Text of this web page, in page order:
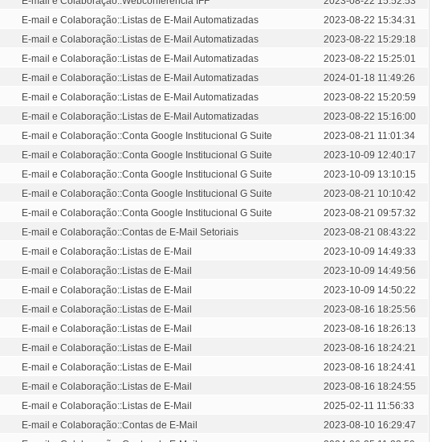
E-mail e Colaboração::Listas de E-Mail Automatizadas
2023-08-22 15:34:31
E-mail e Colaboração::Listas de E-Mail Automatizadas
2023-08-22 15:29:18
E-mail e Colaboração::Listas de E-Mail Automatizadas
2023-08-22 15:25:01
E-mail e Colaboração::Listas de E-Mail Automatizadas
2024-01-18 11:49:26
E-mail e Colaboração::Listas de E-Mail Automatizadas
2023-08-22 15:20:59
E-mail e Colaboração::Listas de E-Mail Automatizadas
2023-08-22 15:16:00
E-mail e Colaboração::Conta Google Institucional G Suite
2023-08-21 11:01:34
E-mail e Colaboração::Conta Google Institucional G Suite
2023-10-09 12:40:17
E-mail e Colaboração::Conta Google Institucional G Suite
2023-10-09 13:10:15
E-mail e Colaboração::Conta Google Institucional G Suite
2023-08-21 10:10:42
E-mail e Colaboração::Conta Google Institucional G Suite
2023-08-21 09:57:32
E-mail e Colaboração::Contas de E-Mail Setoriais
2023-08-21 08:43:22
E-mail e Colaboração::Listas de E-Mail
2023-10-09 14:49:33
E-mail e Colaboração::Listas de E-Mail
2023-10-09 14:49:56
E-mail e Colaboração::Listas de E-Mail
2023-10-09 14:50:22
E-mail e Colaboração::Listas de E-Mail
2023-08-16 18:25:56
E-mail e Colaboração::Listas de E-Mail
2023-08-16 18:26:13
E-mail e Colaboração::Listas de E-Mail
2023-08-16 18:24:21
E-mail e Colaboração::Listas de E-Mail
2023-08-16 18:24:41
E-mail e Colaboração::Listas de E-Mail
2023-08-16 18:24:55
E-mail e Colaboração::Listas de E-Mail
2025-02-11 11:56:33
E-mail e Colaboração::Contas de E-Mail
2023-08-10 16:29:47